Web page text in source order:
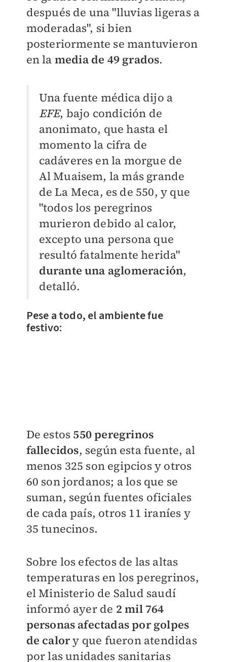
después de una "lluvias ligeras a
moderadas", si bien
posteriormente se mantuvieron
en la media de 49 grados.
Una fuente médica dijo a
EFE, bajo condición de
anonimato, que hasta el
momento la cifra de
cadáveres en la morgue de
Al Muaisem, la más grande
de La Meca, es de 550, y que
"todos los peregrinos
murieron debido al calor,
excepto una persona que
resultó fatalmente herida"
durante una aglomeración,
detalló.
Pese a todo, el ambiente fue
festivo:
De estos 550 peregrinos
fallecidos, según esta fuente, al
menos 325 son egipcios y otros
60 son jordanos; a los que se
suman, según fuentes oficiales
de cada país, otros 11 iraníes y
35 tunecinos.
Sobre los efectos de las altas
temperaturas en los peregrinos,
el Ministerio de Salud saudí
informó ayer de 2 mil 764
personas afectadas por golpes
de calory que fueron atendidas
por las unidades sanitarias